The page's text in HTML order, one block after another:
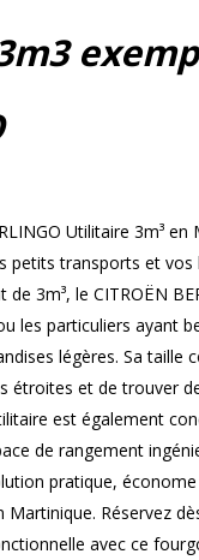
Utilitaire 3m³
petits transports et vos
3m³, le CITROËN
les particuliers ayant
légères. Sa taille
étroites et de trouver
est également
de rangement
pratique,
Martinique. Réservez
avec ce